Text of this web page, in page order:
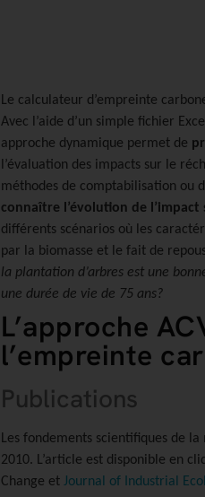
Le calculateur d’empreinte
Avec l’aide d’un simple fichier
approche dynamique permet de
l’évaluation des impacts sur le
méthodes de comptabilisation ou
connaître l’évolution de
différents scénarios où les
par la biomasse et le fait de
la plantation d’arbres est une
une durée de vie de 75 ans?
L’approche
l’empreinte
Publications
Les fondements scientifiques de
2010. L’article est disponible en
Change et Journal of Industrial